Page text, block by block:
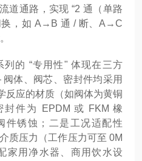
道通路，实现 “2 通（单路
换，如 A→B 通 / 断、A→C
的 “专用性" 体现在三方
体、阀芯、密封件均采用
反应的材质（如阀体为黄铜
件为 EPDM 或 FKM 橡
件锈蚀；二是工况适配性
压力（工作压力可至 0M
家用净水器、商用饮水设